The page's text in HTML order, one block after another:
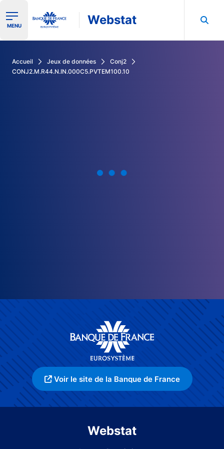
Ouvrir le menu de navigation
MENU Webstat
Accueil Jeux de données
Conj2
CONJ2.M.R44.N.IN.000C5.PVTEM100.10
Voir le site de la Banque de France
Webstat